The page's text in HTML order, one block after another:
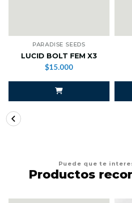
PARADISE SEEDS
LUCID BOLT FEM X3
$15.000
Puede que te
Productos